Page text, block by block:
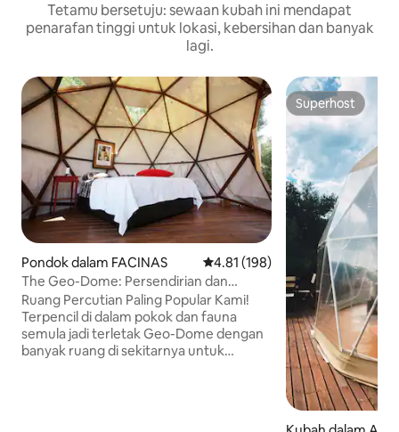
Tetamu bersetuju: sewaan kubah ini mendapat
penarafan tinggi untuk lokasi, kebersihan dan banyak
lagi.
Pondok dalam FACINAS Penarafan purata 4.81 daripada
4.81 (198)
The Geo-Dome: Persendirian dan
Selesa, Percutian Semula Jadi
Ruang Percutian Paling Popular Kami!
Terpencil di dalam pokok dan fauna
semula jadi terletak Geo-Dome dengan
banyak ruang di sekitarnya untuk
Superhost
Superhost